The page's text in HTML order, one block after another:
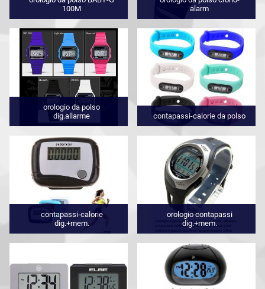
100M
alarm
orologio da polso
dig.allarme
contapassi-calorie da polso
contapassi-calorie
dig.+mem.
orologio contapassi
dig.+mem.